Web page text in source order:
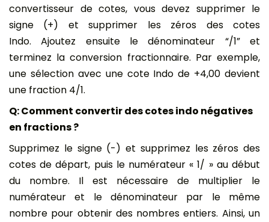
convertisseur de cotes, vous devez supprimer le
signe (+) et supprimer les zéros des cotes
Indo. Ajoutez ensuite le dénominateur “/1” et
terminez la conversion fractionnaire. Par exemple,
une sélection avec une cote Indo de +4,00 devient
une fraction 4/1.
Q: Comment convertir des cotes indo négatives
en fractions ?
Supprimez le signe (-) et supprimez les zéros des
cotes de départ, puis le numérateur « 1/ » au début
du nombre. Il est nécessaire de multiplier le
numérateur et le dénominateur par le même
nombre pour obtenir des nombres entiers. Ainsi, un